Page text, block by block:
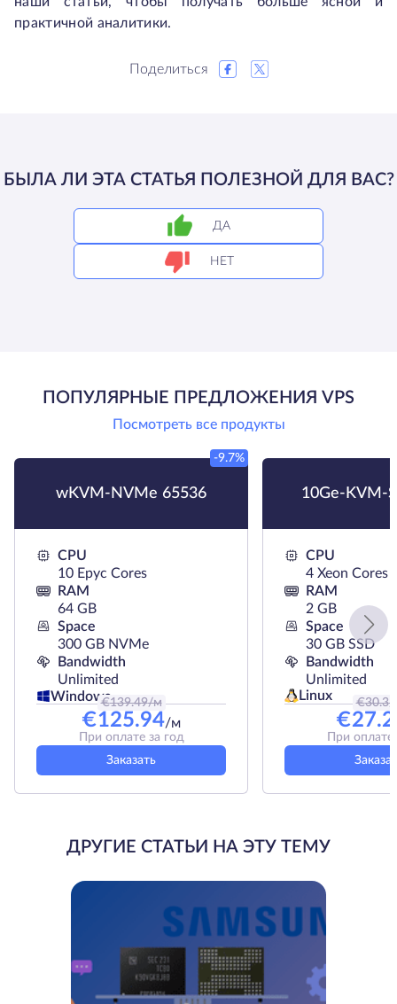
практичной аналитики.
Поделиться
БЫЛА ЛИ ЭТА СТАТЬЯ ПОЛЕЗНОЙ ДЛЯ ВАС?
ДА
НЕТ
ПОПУЛЯРНЫЕ ПРЕДЛОЖЕНИЯ VPS
Посмотреть все продукты
wKVM-NVMe 65536
-9.7%
CPU
10 Epyc Cores
RAM
64 GB
Space
300 GB NVMe
Bandwidth
Unlimited
Windows
€139.49/м
€125.94/м
При оплате за год
Заказать
10Ge-KVM-
CPU
4 Xeon Cores
RAM
2 GB
Space
30 GB SSD
Bandwidth
Unlimited
Linux
€30.3/
€
При оплате
ДРУГИЕ СТАТЬИ НА ЭТУ ТЕМУ